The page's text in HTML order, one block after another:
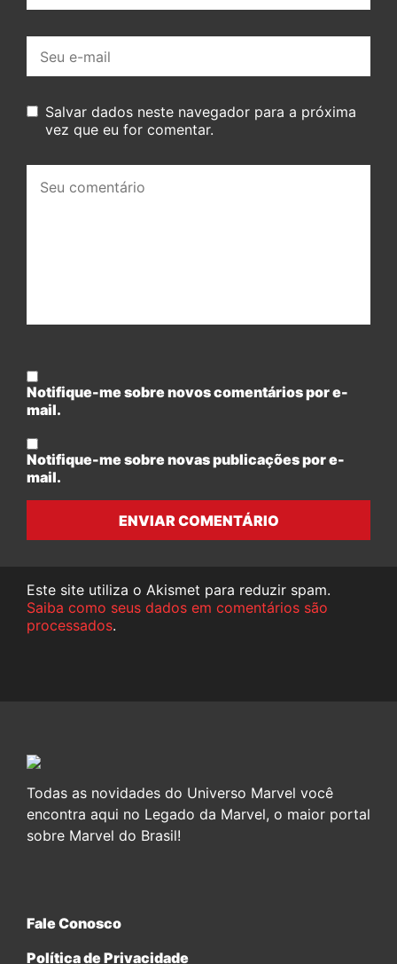
mail:
Salvar dados neste navegador para a próxima
vez que eu for comentar.
comentário:
Notifique-me sobre novos comentários por e-
mail.
Notifique-me sobre novas publicações por e-
mail.
ENVIAR COMENTÁRIO
Este site utiliza o Akismet para reduzir spam.
Saiba como seus dados em comentários são
processados.
Todas as novidades do Universo Marvel você
encontra aqui no Legado da Marvel, o maior portal
sobre Marvel do Brasil!
Fale Conosco
Política de Privacidade